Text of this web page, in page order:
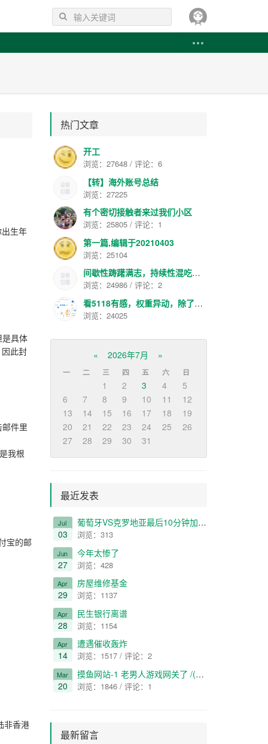
生年
具体
此封
件里
我根
宝的邮
非香港
热门文章
开工
浏览：27648 / 评论：6
【转】海外账号总结
浏览：27225
有个密切接触者来过我们小区
浏览：25805 / 评论：1
第一篇,编辑于20210403
浏览：25104
间歇性踌躇满志，持续性混吃等死
浏览：24986 / 评论：2
看5118有感，权重异动，除了大站就是色流了
浏览：24025
« 2026年7月 »
一 二 三 四 五 六 日
1 2 3 4
5
6
7 8 9 10 11
12
13
14 15 16 17 18
19
20
21 22 23 24 25
26
27
28 29 30 31
最近发表
Jul
03
葡萄牙VS克罗地亚最后10分钟加时给我看哭了
浏览：313
Jun
27
今年太惨了
浏览：428
Apr
29
房屋维修基金
浏览：1137
Apr
28
民生银行离谱
浏览：1154
Apr
14
遭遇催收轰炸
浏览：1517 / 评论：2
Mar
20
摸鱼网站-1 老男人游戏网关了 /(ㄒoㄒ)/~~
浏览：1846 / 评论：1
最新留言